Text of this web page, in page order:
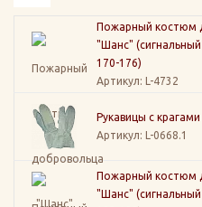
Пожарный костюм
"Шанс"
170-176)
Артикул: L-4732
Рукавицы с
Артикул: L-0668.1
Пожарный костюм
"Шанс"